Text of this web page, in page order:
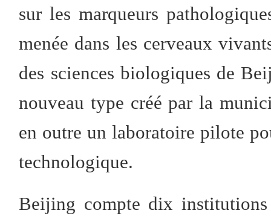
sur les marqueurs
menée dans les cerveaux
des sciences biologiques de
nouveau type créé par la
en outre un laboratoire pilote
technologique.
Beijing compte dix